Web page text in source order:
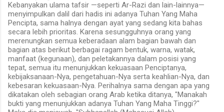
Kebanyakan ulama tafsir —seperti Ar-Razi dan lain-lainnya—
menyimpulkan dalil dari hadis ini adanya Tuhan Yang Maha
Pencipta, sama halnya dengan ayat yang sedang kita bahas
secara lebih prioritas. Karena sesungguhnya orang yang
merenungkan semua keberadaan alam bagian bawah dan
bagian atas berikut berbagai ragam bentuk, warna, watak,
manfaat (kegunaan), dan peletakannya dalam posisi yang
tepat, semua itu menunjukkan kekuasaan Penciptanya,
kebijaksanaan-Nya, pengetahuan-Nya serta keahlian-Nya, dan
kebesaran kekuasaan-Nya. Perihalnya sama dengan apa yang
dikatakan oleh sebagian orang Arab ketika ditanya, "Manakah
bukti yang menunjukkan adanya Tuhan Yang Maha Tinggi?"